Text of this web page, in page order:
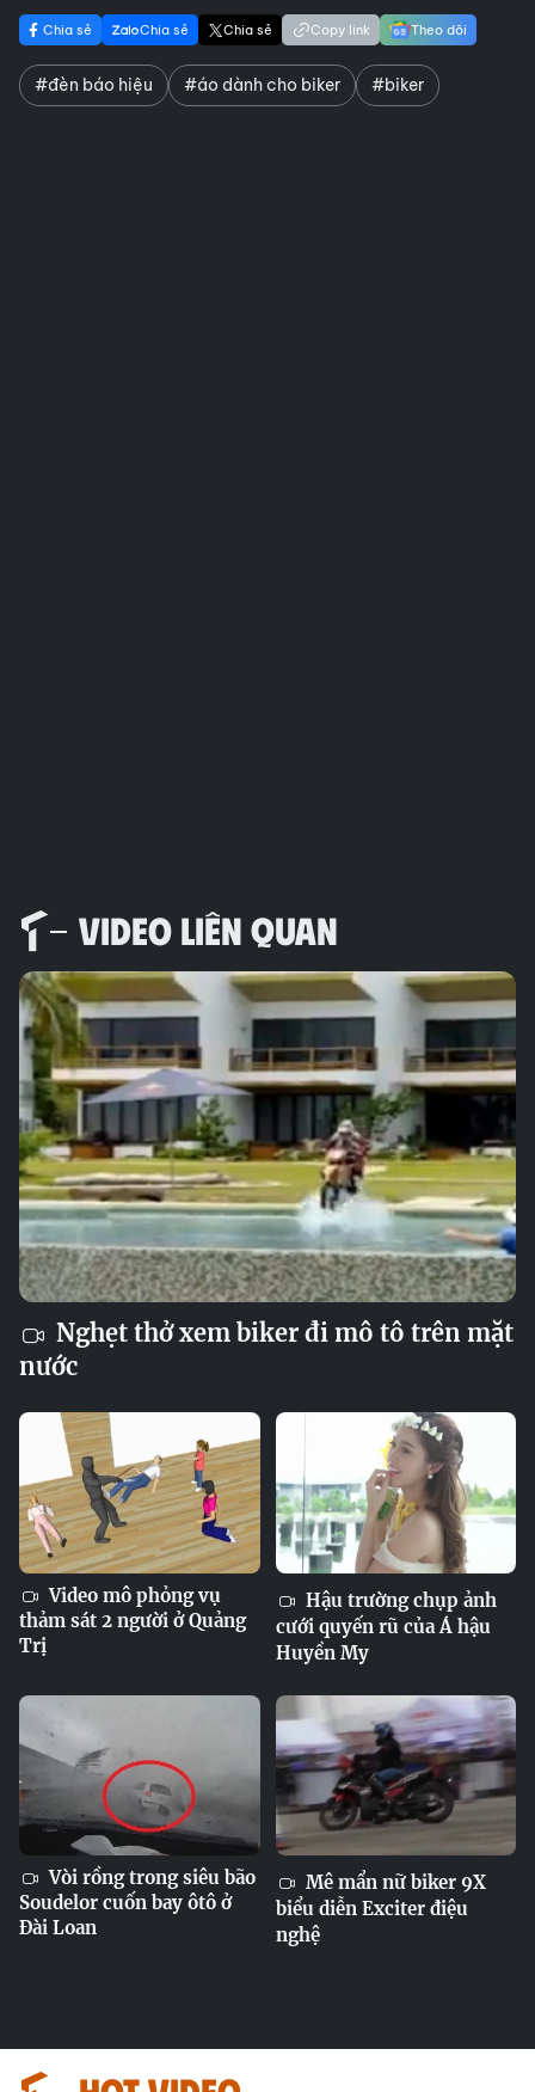
Chia sẻ Chia sẻ Chia sẻ Copy link Theo dõi
#đèn báo hiệu #áo dành cho biker #biker
VIDEO LIÊN QUAN
Nghẹt thở xem biker đi mô tô trên mặt
nước
Video mô phỏng vụ
thảm sát 2 người ở Quảng
Trị
Hậu trường chụp ảnh
cưới quyến rũ của Á hậu
Huyền My
Vòi rồng trong siêu bão
Soudelor cuốn bay ôtô ở
Đài Loan
Mê mẩn nữ biker 9X
biểu diễn Exciter điệu
nghệ